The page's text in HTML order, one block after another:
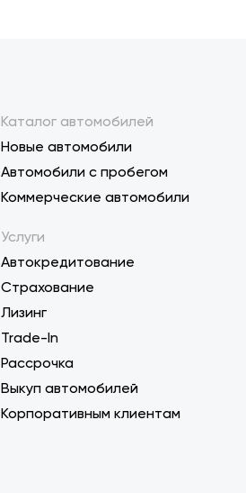
Каталог автомобилей
Новые автомобили
Автомобили с пробегом
Коммерческие автомобили
Услуги
Автокредитование
Страхование
Лизинг
Trade-In
Рассрочка
Выкуп автомобилей
Корпоративным клиентам